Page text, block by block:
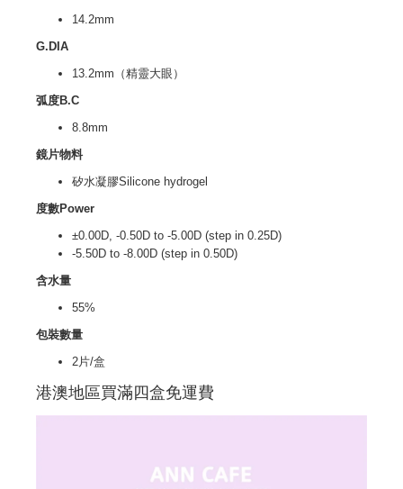
14.2mm
G.DIA
13.2mm（精靈大眼）
弧度B.C
8.8mm
鏡片物料
矽水凝膠Silicone hydrogel
度數Power
±0.00D, -0.50D to -5.00D (step in 0.25D)
-5.50D to -8.00D (step in 0.50D)
含水量
55%
包裝數量
2片/盒
港澳地區買滿四盒免運費